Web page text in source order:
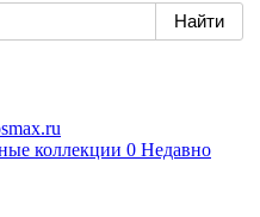
коллекции 0 Недавно